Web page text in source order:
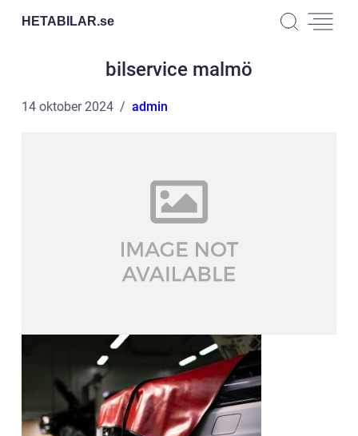
HETABILAR.se
bilservice malmö
14 oktober 2024 admin